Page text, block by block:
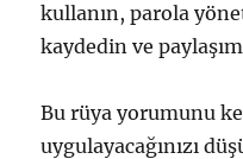
kullanın, parola
kaydedin ve
Bu rüya yorumunu
uygulayacağınızı